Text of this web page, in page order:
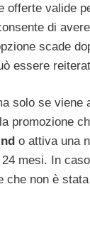
offerte valide
di avere
scade
essere
solo se viene
promozione
o attiva una
mesi. In
non è